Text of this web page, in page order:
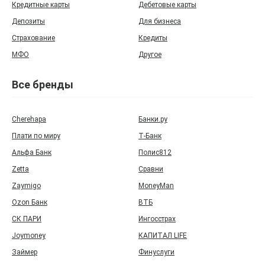
Кредитные карты
Дебетовые карты
Депозиты
Для бизнеса
Страхование
Кредиты
МФО
Другое
Все бренды
Cherehapa
Банки.ру
Плати по миру
Т‑Банк
Альфа Банк
Полис812
Zetta
Сравни
Zaymigo
MoneyMan
Ozon Банк
ВТБ
СК ПАРИ
Ингосстрах
Joymoney
КАПИТАЛ LIFE
Займер
Финуслуги